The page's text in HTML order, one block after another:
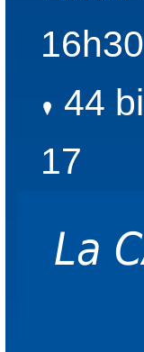
16h30
44
17
La